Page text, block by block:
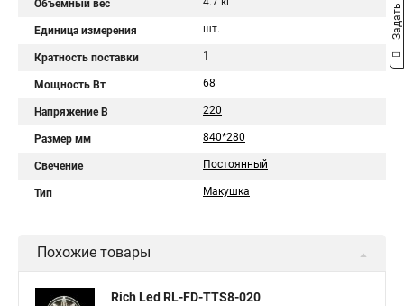
Объемный вес
Единица измерения шт.
Кратность поставки 1
Мощность Вт 68
Напряжение В 220
Размер мм 840*280
Свечение Постоянный
Тип Макушка
Похожие товары
Rich Led RL-FD-TTS8-020